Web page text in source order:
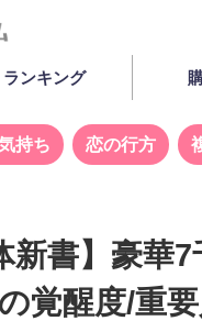
ランキング
持ち 恋の行方
新書】豪華7
覚醒度/重